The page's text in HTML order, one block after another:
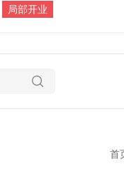
局部开业
首